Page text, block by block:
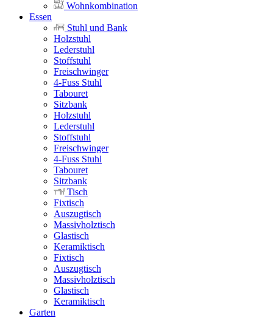
Wohnkombination
Essen
Stuhl und Bank
Holzstuhl
Lederstuhl
Stoffstuhl
Freischwinger
4-Fuss Stuhl
Tabouret
Sitzbank
Holzstuhl
Lederstuhl
Stoffstuhl
Freischwinger
4-Fuss Stuhl
Tabouret
Sitzbank
Tisch
Fixtisch
Auszugtisch
Massivholztisch
Glastisch
Keramiktisch
Fixtisch
Auszugtisch
Massivholztisch
Glastisch
Keramiktisch
Garten